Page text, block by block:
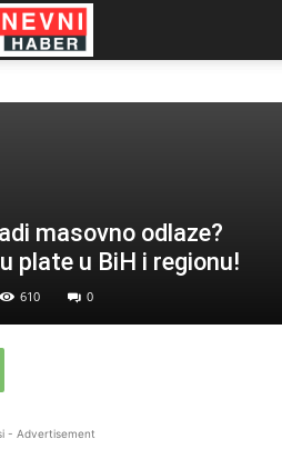
masovno odlaze?
plate u BiH i regionu!
610 0
- Advertisement